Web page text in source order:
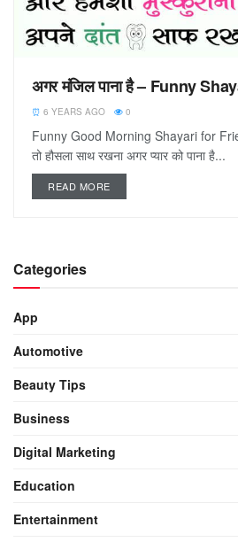
अगर मंजिल पाना है – Funny
6 YEARS AGO 0
Funny Good Morning Shayari for
तो हौसला साथ रखना अगर प्यार को पाना है...
READ MORE
Categories
App
Automotive
Beauty Tips
Business
Digital Marketing
Education
Entertainment